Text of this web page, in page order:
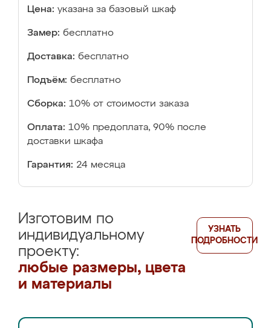
Цена: указана за базовый шкаф
Замер: бесплатно
Доставка: бесплатно
Подъём: бесплатно
Сборка: 10% от стоимости заказа
Оплата: 10% предоплата, 90% после
доставки шкафа
Гарантия: 24 месяца
Изготовим по
индивидуальному
проекту:
любые размеры, цвета
и материалы
УЗНАТЬ
ПОДРОБНОСТИ